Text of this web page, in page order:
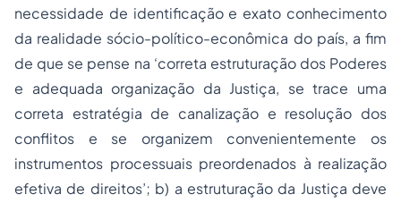
necessidade de identificação e exato conhecimento
da realidade sócio-político-econômica do país, a fim
de que se pense na ‘correta estruturação dos Poderes
e adequada organização da Justiça, se trace uma
correta estratégia de canalização e resolução dos
conflitos e se organizem convenientemente os
instrumentos processuais preordenados à realização
efetiva de direitos’; b) a estruturação da Justiça deve